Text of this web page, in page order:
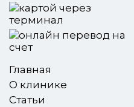
Главная
О клинике
Статьи